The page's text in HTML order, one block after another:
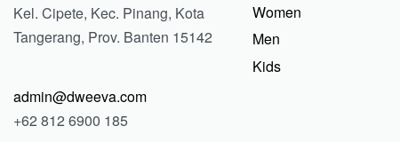
Kel. Cipete, Kec. Pinang, Kota
Tangerang, Prov. Banten 15142
admin@dweeva.com
+62 812 6900 185
Women
Men
Kids